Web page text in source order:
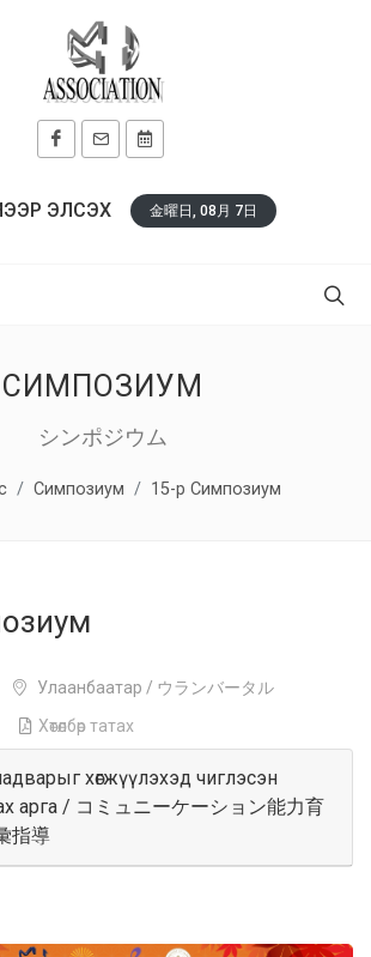
ЭЛСЭХ 金曜日, 08月 7日
СИМПОЗИУМ
シンポジウム
Симпозиум 15-р Симпозиум
Улаанбаатар / ウランバータル
Хөтөлбөр татах
хөгжүүлэхэд чиглэсэн
арга / コミュニーケーション能力育
指導